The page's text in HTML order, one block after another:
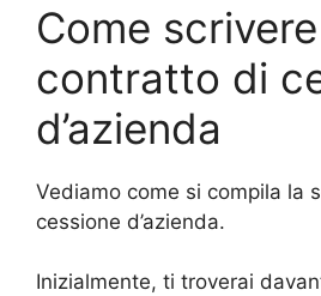
Come
contratto di
d’azienda
Vediamo come si compila la
cessione d’azienda.
Inizialmente, ti troverai